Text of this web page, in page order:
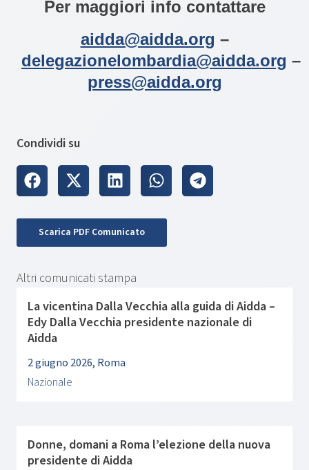
Per maggiori info contattare
aidda@aidda.org –
delegazionelombardia@aidda.org –
press@aidda.org
Condividi su
Scarica PDF Comunicato
Altri comunicati stampa
La vicentina Dalla Vecchia alla guida di Aidda –
Edy Dalla Vecchia presidente nazionale di
Aidda
2 giugno 2026, Roma
Nazionale
Donne, domani a Roma l’elezione della nuova
presidente di Aidda